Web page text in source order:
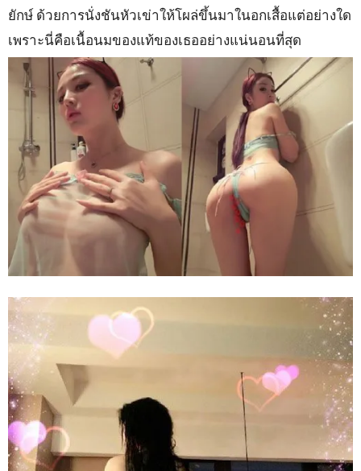
ยักษ์ ด้วยการนั่งชันหัวเข่าให้โผล่ขึ้นมาในอกเสื้อแต่อย่างใด
เพราะนี่คือเนื้อนมของแท้ของเธออย่างแน่นอนที่สุด